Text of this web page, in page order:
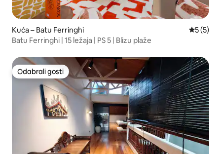
Kuća – Batu Ferringhi
5 (5)
Batu Ferringhi | 15 ležaja | PS 5 | Blizu plaže
Odabrali gosti
Odabrali gosti